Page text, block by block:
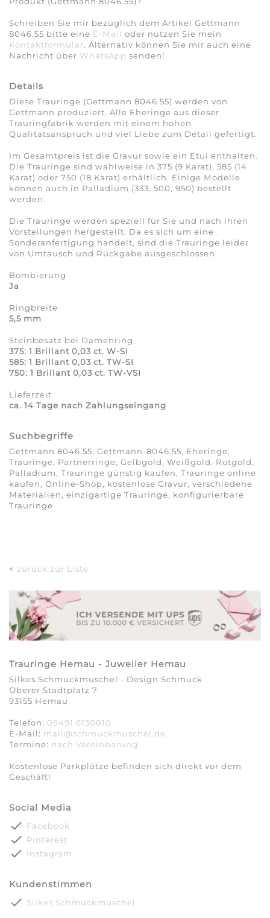
Schreiben Sie mir bezüglich dem Artikel Gettmann
8046.55 bitte eine E-Mail oder nutzen Sie mein
Kontaktformular. Alternativ können Sie mir auch eine
Nachricht über WhatsApp senden!
Details
Diese Trauringe (Gettmann 8046.55) werden von
Gettmann produziert. Alle Eheringe aus dieser
Trauringfabrik werden mit einem hohen
Qualitätsanspruch und viel Liebe zum Detail gefertigt.
Im Gesamtpreis ist die Gravur sowie ein Etui enthalten.
Die Trauringe sind wahlweise in 375 (9 Karat), 585 (14
Karat) oder 750 (18 Karat) erhältlich. Einige Modelle
können auch in Palladium (333, 500, 950) bestellt
werden.
Die Trauringe werden speziell für Sie und nach Ihren
Vorstellungen hergestellt. Da es sich um eine
Sonderanfertigung handelt, sind die Trauringe leider
von Umtausch und Rückgabe ausgeschlossen.
Bombierung
Ja
Ringbreite
5,5 mm
Steinbesatz bei Damenring
375: 1 Brillant 0,03 ct. W-SI
585: 1 Brillant 0,03 ct. TW-SI
750: 1 Brillant 0,03 ct. TW-VSI
Lieferzeit
ca. 14 Tage nach Zahlungseingang
Suchbegriffe
Gettmann 8046.55, Gettmann-8046.55, Eheringe,
Trauringe, Partnerringe, Gelbgold, Weißgold, Rotgold,
Palladium, Trauringe günstig kaufen, Trauringe online
kaufen, Online-Shop, kostenlose Gravur, verschiedene
Materialien, einzigartige Trauringe, konfigurierbare
Trauringe
< zurück zur Liste
Trauringe Hemau - Juwelier Hemau
Silkes Schmuckmuschel - Design Schmuck
Oberer Stadtplatz 7
93155 Hemau
Telefon: 09491 6130010
E-Mail: mail@schmuckmuschel.de
Termine: nach Vereinbarung​​​​​​​
Kostenlose Parkplätze befinden sich direkt vor dem
Geschäft!
Social Media
done Facebook
done Pinterest
done Instagram
Kundenstimmen
done Silkes Schmuckmuschel